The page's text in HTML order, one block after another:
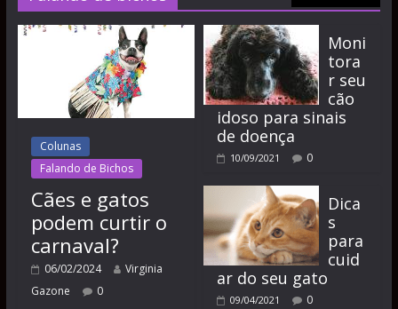
Colunas
Falando de Bichos
Cães e gatos
podem curtir o
carnaval?
06/02/2024
Virginia
Gazone
0
Moni
tora
r seu
cão
idoso para sinais
de doença
10/09/2021 0
Dica
s
para
cuid
ar do seu gato
09/04/2021 0